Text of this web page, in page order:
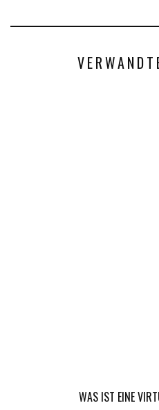
WAS IST EINE